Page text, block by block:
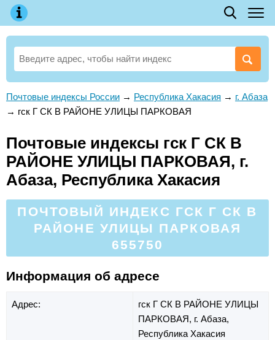
Почтовые индексы России → Республика Хакасия → г. Абаза
→ гск Г СК В РАЙОНЕ УЛИЦЫ ПАРКОВАЯ
Почтовые индексы гск Г СК В
РАЙОНЕ УЛИЦЫ ПАРКОВАЯ, г.
Абаза, Республика Хакасия
ПОЧТОВЫЙ ИНДЕКС ГСК Г СК В
РАЙОНЕ УЛИЦЫ ПАРКОВАЯ
655750
Информация об адресе
Адрес:
гск Г СК В РАЙОНЕ УЛИЦЫ
ПАРКОВАЯ, г. Абаза,
Республика Хакасия